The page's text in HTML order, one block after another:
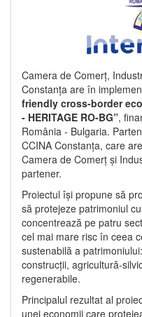
Camera de Comerț,
Constanța are în
friendly cross-border
- HERITAGE RO-BG”,
România - Bulgaria.
CCINA Constanța, care
Camera de Comerț și
partener.
Proiectul își propune să
să protejeze patrimoniul
concentrează pe patru
cel mai mare risc în ceea
sustenabilă a
construcții, agricultură-
regenerabile.
Principalul rezultat al
unei economii care